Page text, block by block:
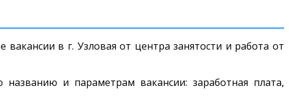
в г. Узловая от центра занятости и работа от
и параметрам вакансии: заработная плата,